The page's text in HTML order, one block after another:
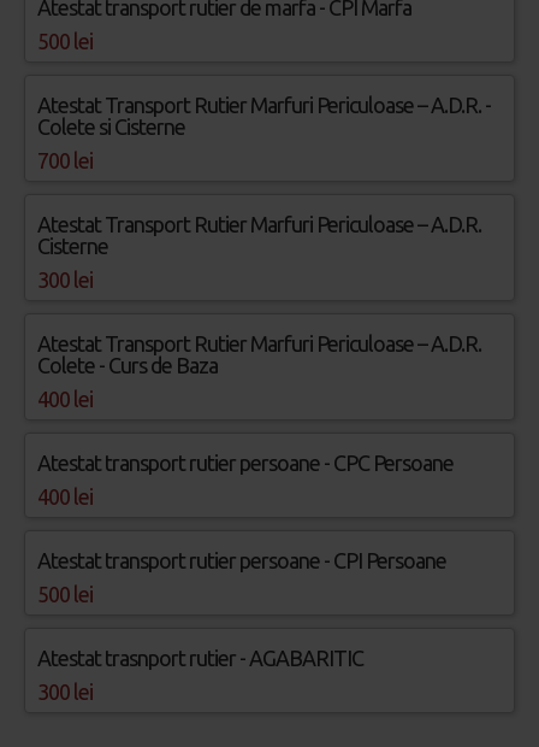
Atestat transport rutier de marfa - CPI Marfa
500 lei
Atestat Transport Rutier Marfuri Periculoase – A.D.R. -
Colete si Cisterne
700 lei
Atestat Transport Rutier Marfuri Periculoase – A.D.R.
Cisterne
300 lei
Atestat Transport Rutier Marfuri Periculoase – A.D.R.
Colete - Curs de Baza
400 lei
Atestat transport rutier persoane - CPC Persoane
400 lei
Atestat transport rutier persoane - CPI Persoane
500 lei
Atestat trasnport rutier - AGABARITIC
300 lei